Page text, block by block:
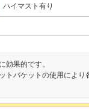
ハイマスト有り
効果的です。
トバケットの使用によ